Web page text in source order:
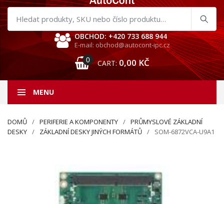
Hledat
produkty
OBCHOD: +420 733 688 944
E-mail: obchod@autocont-ipc.cz
0 CART: 0,00 KČ
MENU
DOMŮ PERIFERIE A KOMPONENTY
PRŮMYSLOVÉ ZÁKLADNÍ
DESKY
ZÁKLADNÍ DESKY JINÝCH FORMÁTŮ SOM-6872VCA-U9A1